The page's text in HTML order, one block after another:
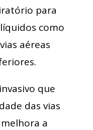
para
como
aéreas
que
das vias
a